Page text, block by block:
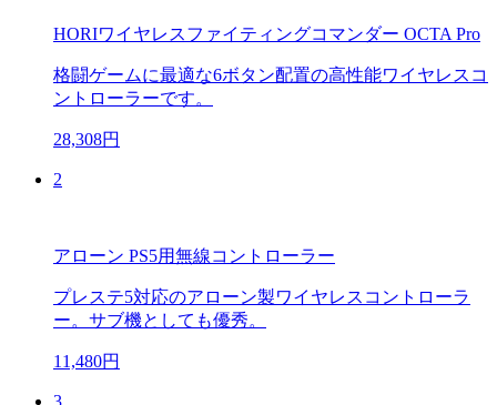
HORIワイヤレスファイティングコマンダー OCTA Pro
格闘ゲームに最適な6ボタン配置の高性能ワイヤレスコ
ントローラーです。
28,308円
2
アローン PS5用無線コントローラー
プレステ5対応のアローン製ワイヤレスコントローラ
ー。サブ機としても優秀。
11,480円
3